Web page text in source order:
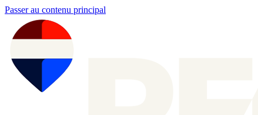
Passer au contenu principal